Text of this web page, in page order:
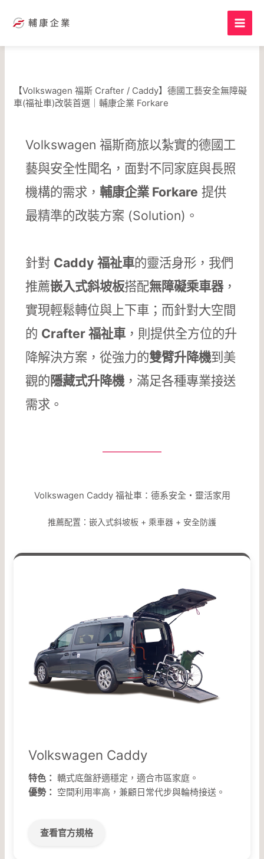
【Volkswagen 福斯 Crafter / Caddy】德國工藝安全無障礙
車(福祉車)改裝首選｜輔康企業 Forkare
Volkswagen 福斯商旅以紮實的德國工
藝與安全性聞名，面對不同家庭與長照
機構的需求，輔康企業 Forkare 提供
最精準的改裝方案 (Solution)。
針對 Caddy 福祉車的靈活身形，我們
推薦嵌入式斜坡板搭配無障礙乘車器，
實現輕鬆轉位與上下車；而針對大空間
的 Crafter 福祉車，則提供全方位的升
降解決方案，從強力的雙臂升降機到美
觀的隱藏式升降機，滿足各種專業接送
需求。
Volkswagen Caddy 福祉車：德系安全・靈活家用
推薦配置：嵌入式斜坡板 + 乘車器 + 安全防護
Volkswagen Caddy
特色： 轎式底盤舒適穩定，適合市區家庭。
優勢： 空間利用率高，兼顧日常代步與輪椅接送。
查看官方規格